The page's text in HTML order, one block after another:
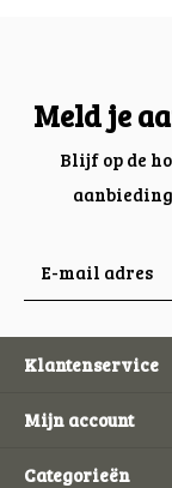
Meld je
Blijf op de
Klantenservice
Mijn account
Categorieën